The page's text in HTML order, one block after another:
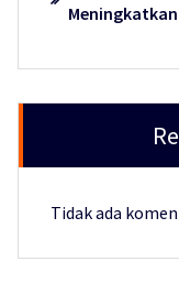
Tidak ada